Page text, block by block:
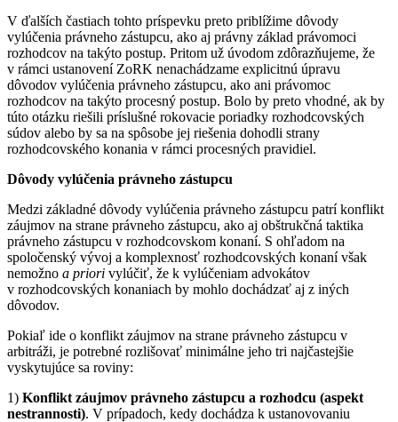
V ďalších častiach tohto príspevku preto priblížime dôvody
vylúčenia právneho zástupcu, ako aj právny základ právomoci
rozhodcov na takýto postup. Pritom už úvodom zdôrazňujeme, že
v rámci ustanovení ZoRK nenachádzame explicitnú úpravu
dôvodov vylúčenia právneho zástupcu, ako ani právomoc
rozhodcov na takýto procesný postup. Bolo by preto vhodné, ak by
túto otázku riešili príslušné rokovacie poriadky rozhodcovských
súdov alebo by sa na spôsobe jej riešenia dohodli strany
rozhodcovského konania v rámci procesných pravidiel.
Dôvody vylúčenia právneho zástupcu
Medzi základné dôvody vylúčenia právneho zástupcu patrí konflikt
záujmov na strane právneho zástupcu, ako aj obštrukčná taktika
právneho zástupcu v rozhodcovskom konaní. S ohľadom na
spoločenský vývoj a komplexnosť rozhodcovských konaní však
nemožno a priori vylúčiť, že k vylúčeniam advokátov
v rozhodcovských konaniach by mohlo dochádzať aj z iných
dôvodov.
Pokiaľ ide o konflikt záujmov na strane právneho zástupcu v
arbitráži, je potrebné rozlišovať minimálne jeho tri najčastejšie
vyskytujúce sa roviny:
1) Konflikt záujmov právneho zástupcu a rozhodcu (aspekt
nestrannosti). V prípadoch, kedy dochádza k ustanovovaniu